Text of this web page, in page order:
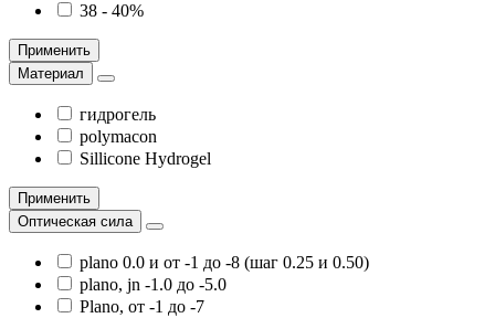
38 - 40%
Применить
Материал
гидрогель
polymacon
Sillicone Hydrogel
Применить
Оптическая сила
plano 0.0 и от -1 до -8 (шаг 0.25 и 0.50)
plano, jn -1.0 до -5.0
Plano, от -1 до -7